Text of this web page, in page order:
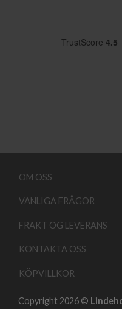
OM OSS
VANLIGA FRÅGOR
FRAKT OG LEVERANS
KONTAKTA OSS
KÖPVILLKOR
Copyright 2026 ©